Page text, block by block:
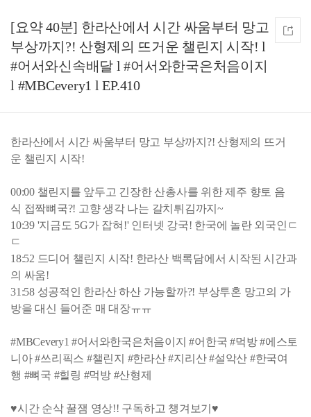
[요약 40분] 한라산에서 시간 싸움부터 망고
부상까지?! 산형제의 뜨거운 챌린지 시작! l
#어서와신속배달 l #어서와한국은처음이지
l #MBCevery1 l EP.410
한라산에서 시간 싸움부터 망고 부상까지?! 산형제의 뜨거
운 챌린지 시작!
00:00 챌린지를 앞두고 긴장한 산총사를 위한 제주 향토 음
식 접짝뼈국?! 고향 생각 나는 갈치튀김까지~
10:39 '지금도 5G가 잡혀!' 인터넷 강국! 한국에 놀란 외국인ㄷ
ㄷ
18:52 드디어 챌린지 시작! 한라산 백록담에서 시작된 시간과
의 싸움!
31:58 성공적인 한라산 하산 가능할까?! 부상투혼 망고의 가
방을 대신 들어준 매 대장ㅠㅠ
#MBCevery1 #어서와한국은처음이지 #어한국 #먹방 #에스토
니아 #쓰리픽스 #챌린지 #한라산 #지리산 #설악산 #한국여
행 #뼈국 #힐링 #먹방 #산형제
♥시간 순삭 꿀잼 영상!! 구독하고 챙겨보기♥